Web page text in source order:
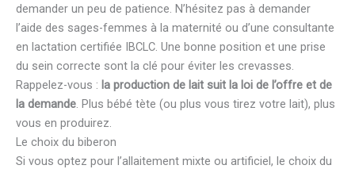
demander un peu de patience. N’hésitez pas à demander
l’aide des sages-femmes à la maternité ou d’une consultante
en lactation certifiée IBCLC. Une bonne position et une prise
du sein correcte sont la clé pour éviter les crevasses.
Rappelez-vous : la production de lait suit la loi de l’offre et de
la demande. Plus bébé tète (ou plus vous tirez votre lait), plus
vous en produirez.
Le choix du biberon
Si vous optez pour l’allaitement mixte ou artificiel, le choix du